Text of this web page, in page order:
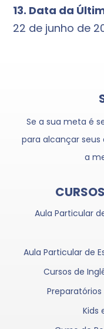
13. Data da
22 de junho de
Se a sua meta é
para alcançar
a
Aula Particular
Aula Particular de
Cursos de
Preparatórios
Kids